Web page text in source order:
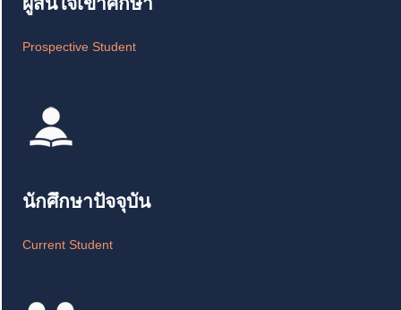
Prospective Student
นักศึกษาปัจจุบัน
Current Student